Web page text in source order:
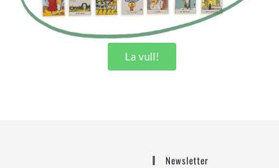
La vull!
Newsletter